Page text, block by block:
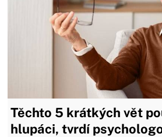
Těchto 5 krátkých vět
hlupáci, tvrdí